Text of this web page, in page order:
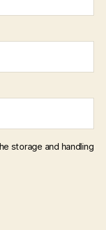
storage and handling